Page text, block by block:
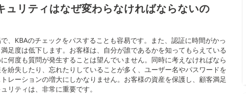
ュリティはなぜ変わらなければならないの
、KBAのチェックをパスすることも容易です。また、認証に時間がかっ
足度は低下します。お客様は、自分が誰であるかを知ってもらえている
何度も質問が発生することは望んでいません。同時に考えなければなら
紛失したり、忘れたりしていることが多く、ユーザー名やパスワードを
レーションの増大にしかなりません。お客様の資産を保護し、顧客満足
リティは、非常に重要です。